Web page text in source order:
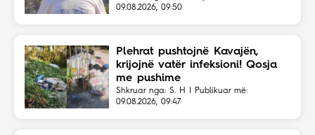
09.08.2026, 09:50
Plehrat pushtojnë Kavajën,
krijojnë vatër infeksioni! Qosja
me pushime
Shkruar nga: S. H | Publikuar më:
09.08.2026, 09:47